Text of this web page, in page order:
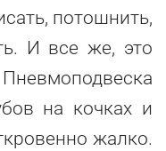
потошнить,
И все же, это
на кочках и
жалко.